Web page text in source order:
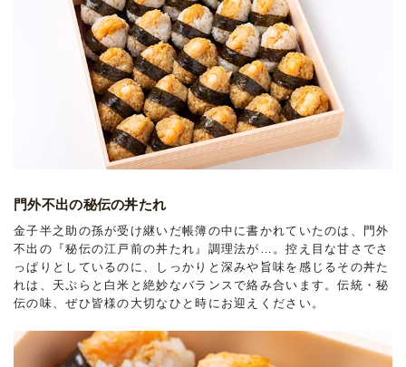
門外不出の秘伝の丼たれ
金子半之助の孫が受け継いだ帳簿の中に書かれていたのは、門外
不出の『秘伝の江戸前の丼たれ』調理法が…。控え目な甘さでさ
っぱりとしているのに、しっかりと深みや旨味を感じるその丼た
れは、天ぷらと白米と絶妙なバランスで絡み合います。伝統・秘
伝の味、ぜひ皆様の大切なひと時にお迎えください。